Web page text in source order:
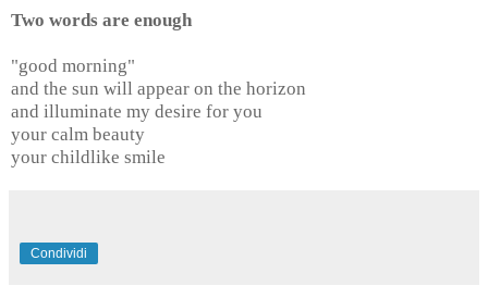
Two words are enough
"good morning"
and the sun will appear on the horizon
and illuminate my desire for you
your calm beauty
your childlike smile
Condividi